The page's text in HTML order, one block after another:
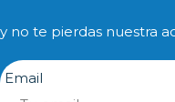
y no te pierdas nuestra
Email